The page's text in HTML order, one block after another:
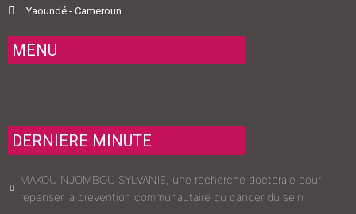
Yaoundé - Cameroun
MENU
DERNIERE MINUTE
MAKOU NJOMBOU SYLVANIE, une recherche doctorale pour
repenser la prévention communautaire du cancer du sein